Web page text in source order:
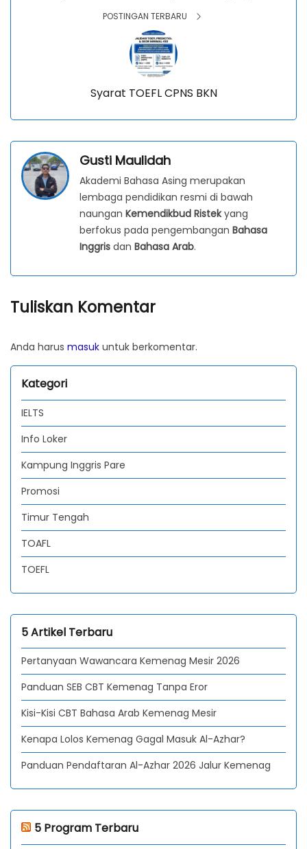
POSTINGAN TERBARU
Syarat TOEFL CPNS BKN
Gusti Maulidah
Akademi Bahasa Asing merupakan
lembaga pendidikan resmi di bawah
naungan Kemendikbud Ristekyang
berfokus pada pengembangan Bahasa
Inggris dan Bahasa Arab.
Tuliskan Komentar
Anda harus masuk untuk berkomentar.
Kategori
IELTS
Info Loker
Kampung Inggris Pare
Promosi
Timur Tengah
TOAFL
TOEFL
5 Artikel Terbaru
Pertanyaan Wawancara Kemenag Mesir 2026
Panduan SEB CBT Kemenag Tanpa Eror
Kisi-Kisi CBT Bahasa Arab Kemenag Mesir
Kenapa Lolos Kemenag Gagal Masuk Al-Azhar?
Panduan Pendaftaran Al-Azhar 2026 Jalur Kemenag
5 Program Terbaru